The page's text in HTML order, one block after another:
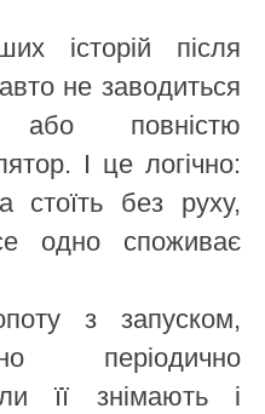
історій після
не заводиться
повністю
І це логічно:
стоїть без руху,
одно споживає
з запуском,
періодично
її знімають і